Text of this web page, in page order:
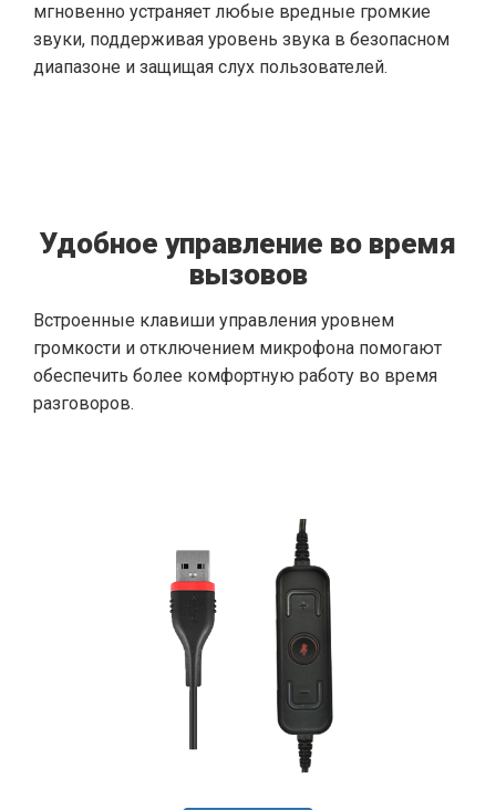
мгновенно устраняет любые вредные громкие
звуки, поддерживая уровень звука в безопасном
диапазоне и защищая слух пользователей.
Удобное управление во время
вызовов
Встроенные клавиши управления уровнем
громкости и отключением микрофона помогают
обеспечить более комфортную работу во время
разговоров.